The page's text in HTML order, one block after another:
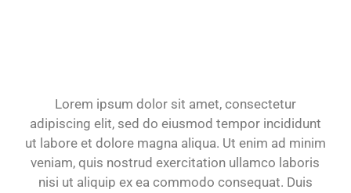
Lorem ipsum dolor sit amet, consectetur
adipiscing elit, sed do eiusmod tempor incididunt
ut labore et dolore magna aliqua. Ut enim ad minim
veniam, quis nostrud exercitation ullamco laboris
nisi ut aliquip ex ea commodo consequat. Duis